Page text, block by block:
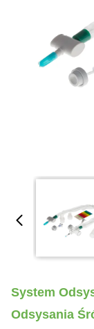
System
Odsysania